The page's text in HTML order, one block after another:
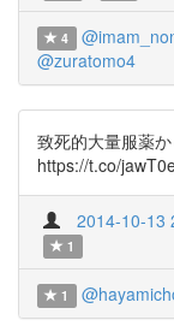
4
@zuratomo4
致死的大量服薬
https://t.co/
2014-10-13
1
1